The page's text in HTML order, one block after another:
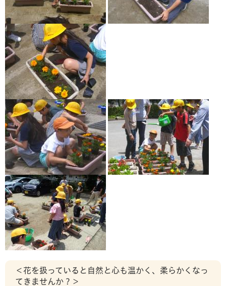
＜花を扱っていると自然と心も温かく、柔らかくなっ
てきませんか？＞